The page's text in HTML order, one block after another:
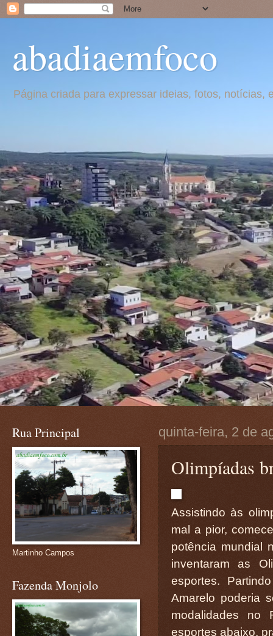
abadiaemfoco
Página criada para expressar ideias, fotos,
quinta-feira, 2 de
Olimpíadas
Assistindo às
mal a pior,
potência mundial
inventaram as
esportes.
Amarelo poderia
modalidades no
esportes abaixo,
Rua Principal
Martinho Campos
Fazenda Monjolo